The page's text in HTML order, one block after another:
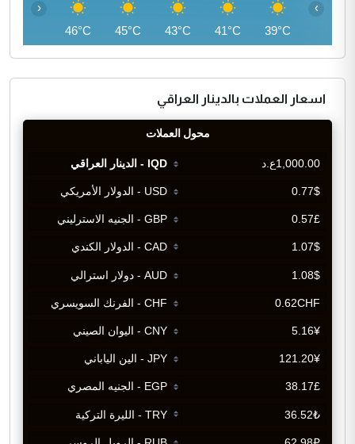
39°C
41°C
43°C
45°C
46°C
‹ ›
اسعار العملات بالدينار العراقي